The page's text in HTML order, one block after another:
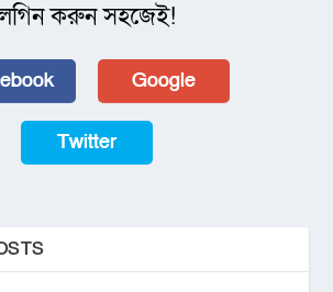
করুন সহজেই!
Google
Twitter